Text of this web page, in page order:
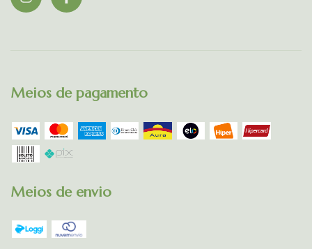
Meios de pagamento
Meios de envio